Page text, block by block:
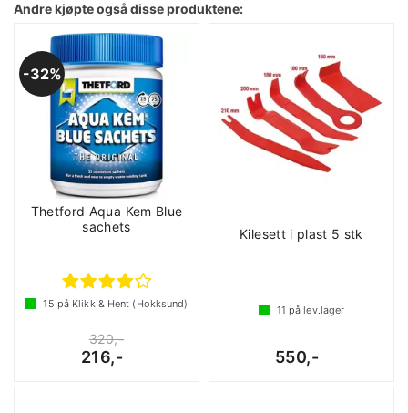
Andre kjøpte også disse produktene:
32%
Thetford Aqua Kem Blue
sachets
15 på Klikk & Hent (Hokksund)
320,-
216,-
Kilesett i plast 5 stk
11 på lev.lager
550,-